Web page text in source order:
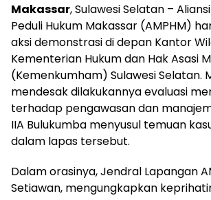
Makassar, Sulawesi Selatan –
Peduli Hukum Makassar (AMPHM)
aksi demonstrasi di depan Kantor
Kementerian Hukum dan Hak Asasi
(Kemenkumham) Sulawesi Selatan.
mendesak dilakukannya evaluasi
terhadap pengawasan dan
IIA Bulukumba menyusul temuan
dalam lapas tersebut.
Dalam orasinya, Jendral Lapangan
Setiawan, mengungkapkan